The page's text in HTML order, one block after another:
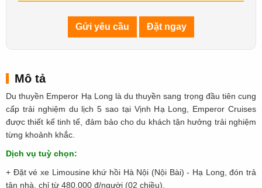
Gửi yêu cầu Đặt ngay
Mô tả
Du thuyền Emperor Hạ Long là du thuyền sang trọng đầu tiên cung
cấp trải nghiệm du lịch 5 sao tại Vịnh Hạ Long, Emperor Cruises
được thiết kế tinh tế, đảm bảo cho du khách tận hưởng trải nghiệm
từng khoảnh khắc.
Dịch vụ tuỳ chọn:
+ Đặt vé xe Limousine khứ hồi Hà Nội (Nội Bài) - Hạ Long, đón trả
tận nhà, chỉ từ 480.000 đ/người (02 chiều).